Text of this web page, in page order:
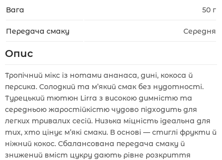
Вага 50 г
Передача смаку Середня
Опис
Тропічний мікс із нотами ананаса, дині, кокоса й
персика. Солодкий та м’який смак без нудотності.
Турецький тютюн Lirra з високою димністю та
середньою жаростійкістю чудово підходить для
легких тривалих сесій. Низька міцність ідеальна для
тих, хто цінує м’які смаки. В основі — стиглі фрукти й
ніжний кокос. Сбалансована передача смаку й
знижений вміст цукру дають рівне розкриття